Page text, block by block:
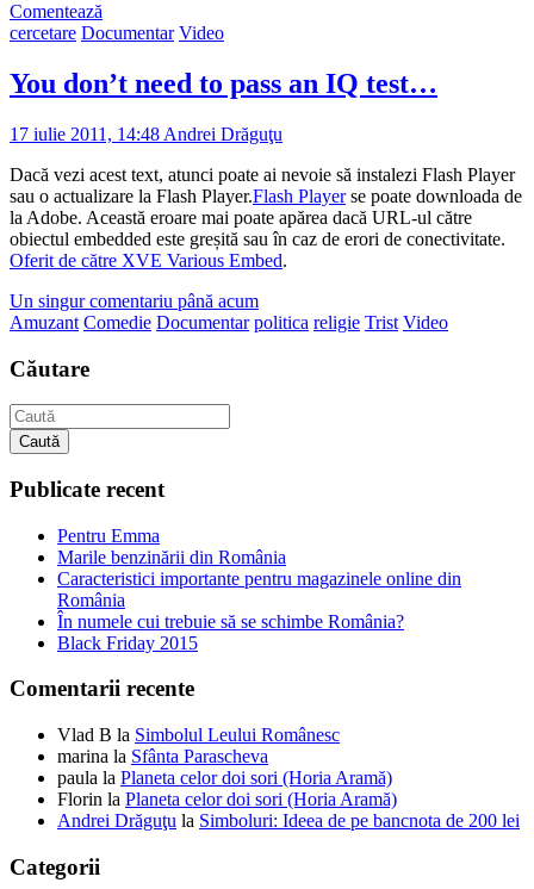
Comentează
cercetare Documentar Video
You don’t need to pass an IQ test…
17 iulie 2011, 14:48 Andrei Drăguţu
Dacă vezi acest text, atunci poate ai nevoie să instalezi Flash Player
sau o actualizare la Flash Player.Flash Playerse poate downloada de
la Adobe. Această eroare mai poate apărea dacă URL-ul către
obiectul embedded este greșită sau în caz de erori de conectivitate.
Oferit de către XVE Various Embed.
Un singur comentariu până acum
Amuzant Comedie Documentar politica religie Trist Video
Căutare
Caută
Publicate recent
Pentru Emma
Marile benzinării din România
Caracteristici importante pentru magazinele online din
România
În numele cui trebuie să se schimbe România?
Black Friday 2015
Comentarii recente
Vlad B la Simbolul Leului Românesc
marina la Sfânta Parascheva
paula la Planeta celor doi sori (Horia Aramă)
Florin la Planeta celor doi sori (Horia Aramă)
Andrei Drăguţu la Simboluri: Ideea de pe bancnota de 200 lei
Categorii